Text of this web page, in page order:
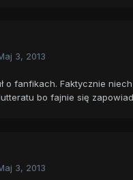
3, 2013
o fanfikach. Faktycznie
bo fajnie się
3, 2013